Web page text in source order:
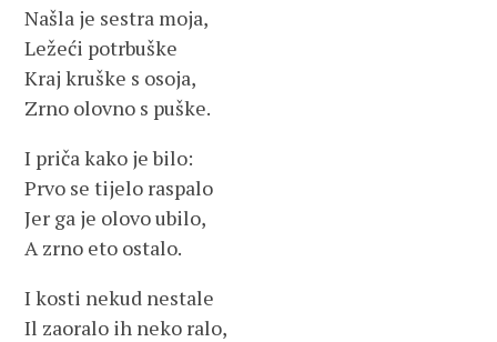
Našla je sestra moja,
Ležeći potrbuške
Kraj kruške s osoja,
Zrno olovno s puške.
I priča kako je bilo:
Prvo se tijelo raspalo
Jer ga je olovo ubilo,
A zrno eto ostalo.
I kosti nekud nestale
Il zaoralo ih neko ralo,